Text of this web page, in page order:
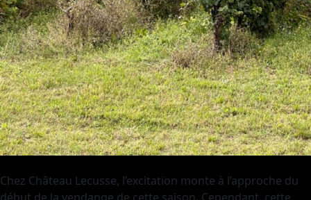
Chez Château Lecusse, l’excitation monte à l’approche du